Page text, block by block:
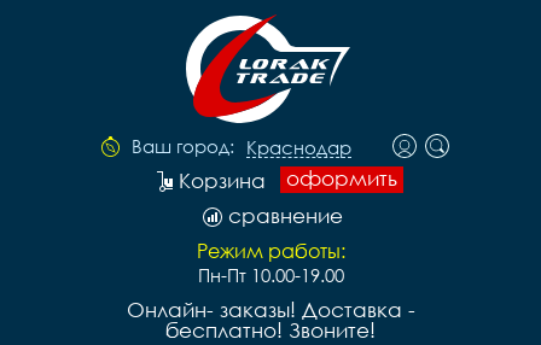
Ваш город: Краснодар
оформить
Корзина
сравнение
Режим работы:
Пн-Пт 10.00-19.00
Онлайн- заказы! Доставка -
бесплатно! Звоните!